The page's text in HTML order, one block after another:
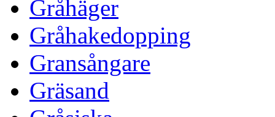
Gråhäger
Gråhakedopping
Gransångare
Gräsand